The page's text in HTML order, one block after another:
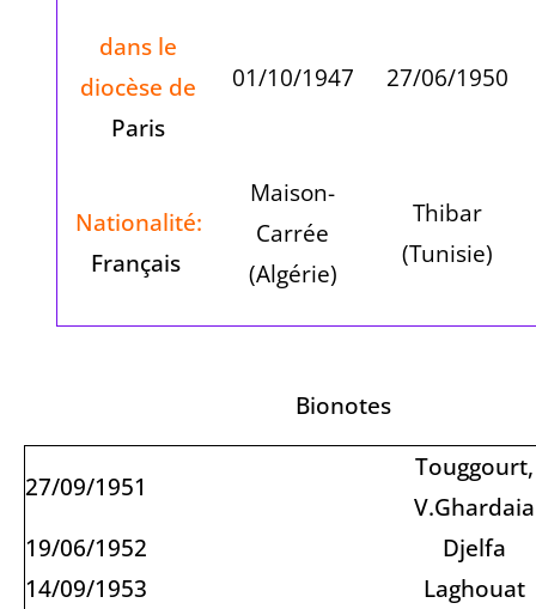
dans le
diocèse de
Paris
01/10/1947 27/06/1950
Nationalité:
Français
Maison-
Carrée
(Algérie)
Thibar
(Tunisie)
Bionotes
27/09/1951
Touggourt,
V.Ghardaia
19/06/1952
Djelfa
14/09/1953
Laghouat